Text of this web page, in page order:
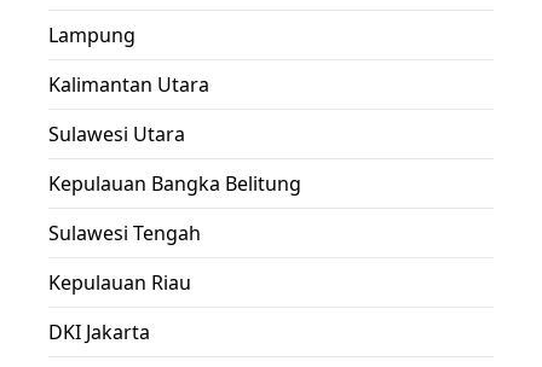
Lampung
Kalimantan Utara
Sulawesi Utara
Kepulauan Bangka Belitung
Sulawesi Tengah
Kepulauan Riau
DKI Jakarta